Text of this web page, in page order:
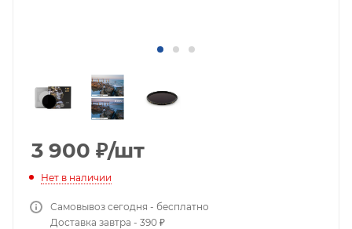
3 900 ₽/шт
Нет в наличии
Самовывоз сегодня - бесплатно
Доставка завтра - 390 ₽